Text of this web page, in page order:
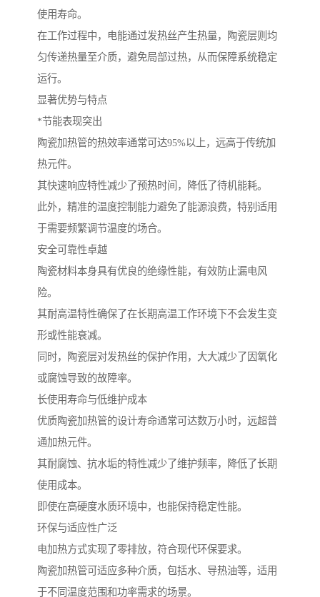
使用寿命。
在工作过程中，电能通过发热丝产生热量，陶瓷层则均
匀传递热量至介质，避免局部过热，从而保障系统稳定
运行。
显著优势与特点
*节能表现突出
陶瓷加热管的热效率通常可达95%以上，远高于传统加
热元件。
其快速响应特性减少了预热时间，降低了待机能耗。
此外，精准的温度控制能力避免了能源浪费，特别适用
于需要频繁调节温度的场合。
安全可靠性卓越
陶瓷材料本身具有优良的绝缘性能，有效防止漏电风
险。
其耐高温特性确保了在长期高温工作环境下不会发生变
形或性能衰减。
同时，陶瓷层对发热丝的保护作用，大大减少了因氧化
或腐蚀导致的故障率。
长使用寿命与低维护成本
优质陶瓷加热管的设计寿命通常可达数万小时，远超普
通加热元件。
其耐腐蚀、抗水垢的特性减少了维护频率，降低了长期
使用成本。
即使在高硬度水质环境中，也能保持稳定性能。
环保与适应性广泛
电加热方式实现了零排放，符合现代环保要求。
陶瓷加热管可适应多种介质，包括水、导热油等，适用
于不同温度范围和功率需求的场景。